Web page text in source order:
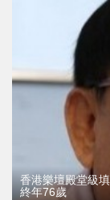
香港樂壇殿堂級
終年76歲